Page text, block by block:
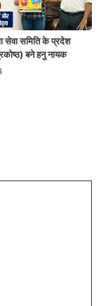
सेवा समिति के प्रदेश
बने हनु नायक